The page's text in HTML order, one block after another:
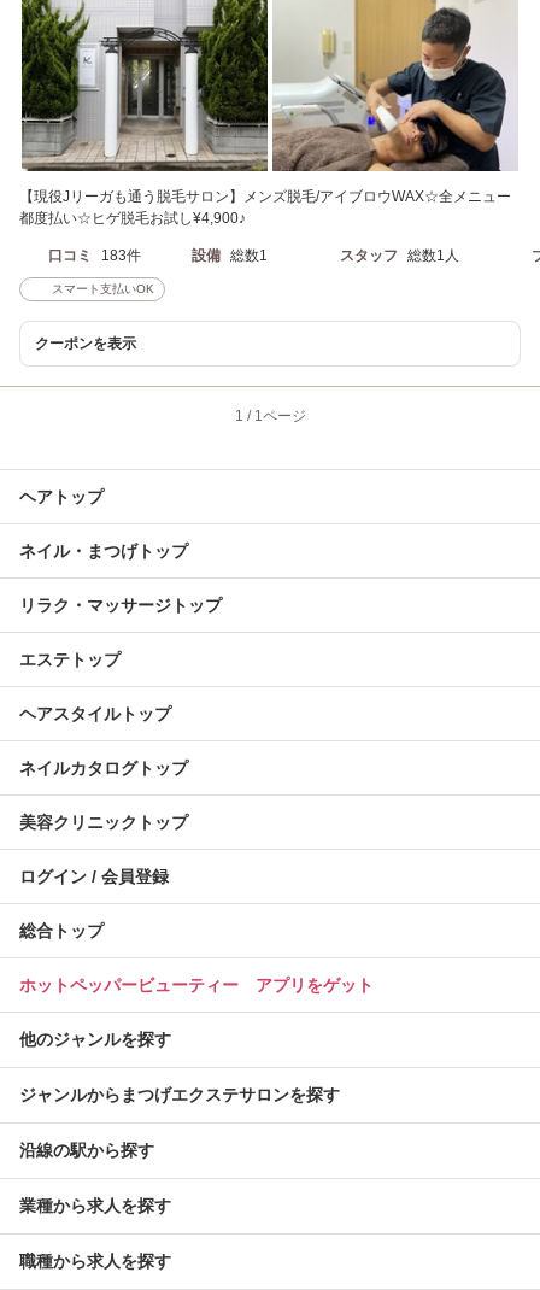
【現役Jリーガも通う脱毛サロン】メンズ脱毛/アイブロウWAX☆全メニュー
都度払い☆ヒゲ脱毛お試し¥4,900♪
口コミ 183件 設備 総数1 スタッフ 総数1人
スマート支払いOK
クーポンを表示
1 / 1ページ
ヘアトップ
ネイル・まつげトップ
リラク・マッサージトップ
エステトップ
ヘアスタイルトップ
ネイルカタログトップ
美容クリニックトップ
ログイン / 会員登録
総合トップ
ホットペッパービューティー アプリをゲット
他のジャンルを探す
ジャンルからまつげエクステサロンを探す
沿線の駅から探す
業種から求人を探す
職種から求人を探す